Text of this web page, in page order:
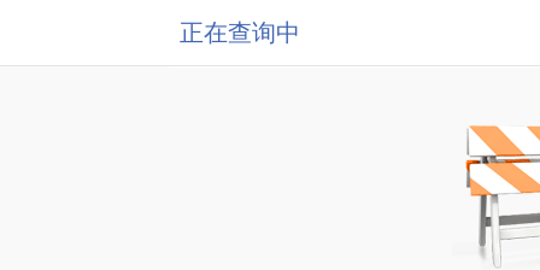
正在查询中